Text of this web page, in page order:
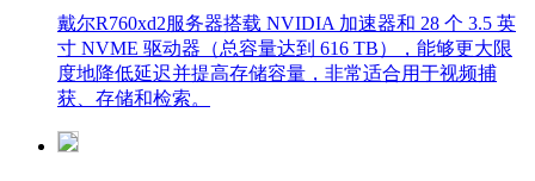
戴尔R760xd2服务器搭载 NVIDIA 加速器和 28 个 3.5 英
寸 NVME 驱动器（总容量达到 616 TB），能够更大限
度地降低延迟并提高存储容量，非常适合用于视频捕
获、存储和检索。